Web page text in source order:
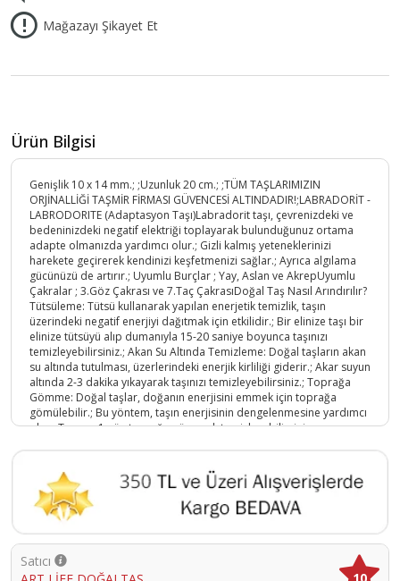
Mağazayı Şikayet Et
Ürün Bilgisi
Genişlik 10 x 14 mm.; ;Uzunluk 20 cm.; ;TÜM TAŞLARIMIZIN
ORJİNALLİĞİ TAŞMİR FİRMASI GÜVENCESİ ALTINDADIR!;LABRADORİT -
LABRODORITE (Adaptasyon Taşı)Labradorit taşı, çevrenizdeki ve
bedeninizdeki negatif elektriği toplayarak bulunduğunuz ortama
adapte olmanızda yardımcı olur.; Gizli kalmış yeteneklerinizi
harekete geçirerek kendinizi keşfetmenizi sağlar.; Ayrıca algılama
gücünüzü de artırır.; Uyumlu Burçlar ; Yay, Aslan ve AkrepUyumlu
Çakralar ; 3.Göz Çakrası ve 7.Taç ÇakrasıDoğal Taş Nasıl Arındırılır?
Tütsüleme: Tütsü kullanarak yapılan enerjetik temizlik, taşın
üzerindeki negatif enerjiyi dağıtmak için etkilidir.; Bir elinize taşı bir
elinize tütsüyü alıp dumanıyla 15-20 saniye boyunca taşınızı
temizleyebilirsiniz.; Akan Su Altında Temizleme: Doğal taşların akan
su altında tutulması, üzerlerindeki enerjik kirliliği giderir.; Akar suyun
altında 2-3 dakika yıkayarak taşınızı temizleyebilirsiniz.; Toprağa
Gömme: Doğal taşlar, doğanın enerjisini emmek için toprağa
gömülebilir.; Bu yöntem, taşın enerjisinin dengelenmesine yardımcı
olur.; Taşınızı 1 gün toprağa gömerek temizleyebilirsiniz
Satıcı